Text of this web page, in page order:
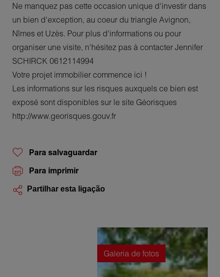
Ne manquez pas cette occasion unique d'investir dans
un bien d'exception, au coeur du triangle Avignon,
Nîmes et Uzès. Pour plus d'informations ou pour
organiser une visite, n'hésitez pas à contacter Jennifer
SCHIRCK 0612114994
Votre projet immobilier commence ici !
Les informations sur les risques auxquels ce bien est
exposé sont disponibles sur le site Géorisques
http://www.georisques.gouv.fr
Para salvaguardar
Para imprimir
Partilhar esta ligação
Galeria de fotos